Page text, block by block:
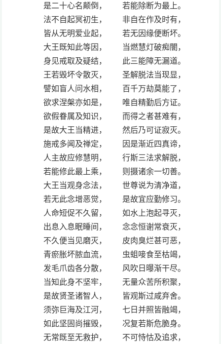
是二十心名颠倒， 若能除断为最上。
法不自起冥初生， 非自在作及时有，
皆从无明爱业起， 若无因缘便断坏。
大王既知此等因， 当燃慧灯破痴闇，
身见戒取及疑结， 此三能障无漏道。
王若毁坏令散灭， 圣解脱法当现显，
譬如盲人问水相， 百千万劫莫能了，
欲求涅槃亦如是， 唯自精勤后方证。
欲假眷属及知识， 而得之者甚难有，
是故大王当精进， 然后乃可证寂灭。
施戒多闻及禅定， 因是渐近四真谛，
人主故应修慧明， 行斯三法求解脱，
若能修此最上乘， 则摄诸余一切善。
大王当观身念法， 世尊说为清净道，
若无此念增恶觉， 是故宜应勤修习。
人命短促不久留， 如水上泡起寻灭，
出息入息眠睡间， 念念恒谢常衰灭，
不久便当见磨灭， 皮肉臭烂甚可恶，
青瘀胀坏脓血流， 虫蛆唼食至枯竭，
发毛爪齿各分散， 风吹日曝渐干尽。
当知此身不坚牢， 无量众苦所积聚，
是故贤圣诸智人， 皆观斯过咸弃舍。
须弥巨海及江河， 七日并照皆融竭，
如此坚固尚摧毁， 况复若斯危脆身。
无常既至无救护， 不可恃怙及追求，